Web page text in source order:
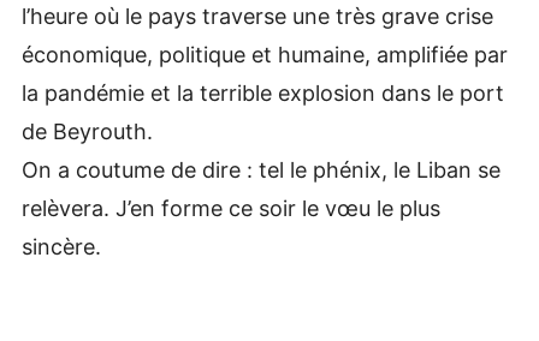
l’heure où le pays traverse une très grave crise
économique, politique et humaine, amplifiée par
la pandémie et la terrible explosion dans le port
de Beyrouth.
On a coutume de dire : tel le phénix, le Liban se
relèvera. J’en forme ce soir le vœu le plus
sincère.